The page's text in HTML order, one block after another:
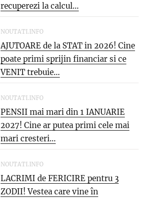
recuperezi la calcul...
NOUTATI.INFO
AJUTOARE de la STAT in 2026! Cine
poate primi sprijin financiar si ce
VENIT trebuie...
NOUTATI.INFO
PENSII mai mari din 1 IANUARIE
2027! Cine ar putea primi cele mai
mari cresteri...
NOUTATI.INFO
LACRIMI de FERICIRE pentru 3
ZODII! Vestea care vine în